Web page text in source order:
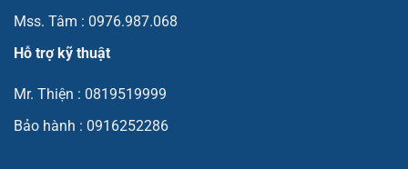
Mss. Tâm : 0976.987.068
Hỗ trợ kỹ thuật
Mr. Thiện : 0819519999
Bảo hành : 0916252286